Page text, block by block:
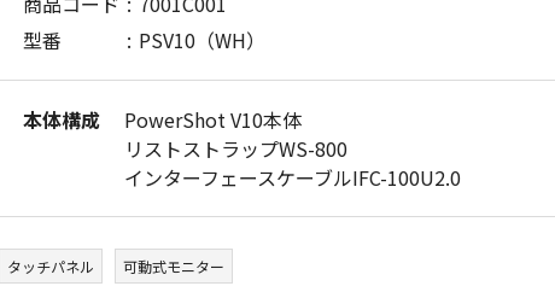
型番
PSV10（WH）
本体構成
PowerShot V10本体
リストストラップWS-800
インターフェースケーブルIFC-100U2.0
タッチパネル 可動式モニター